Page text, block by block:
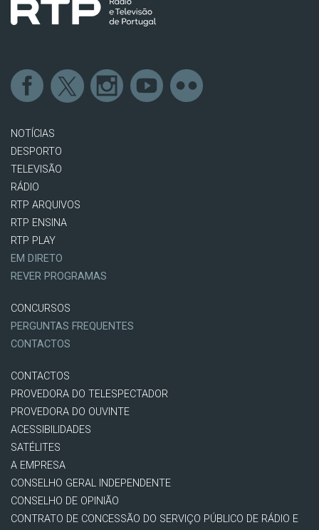
NOTÍCIAS
DESPORTO
TELEVISÃO
RÁDIO
RTP ARQUIVOS
RTP ENSINA
RTP PLAY
EM DIRETO
REVER PROGRAMAS
CONCURSOS
PERGUNTAS FREQUENTES
CONTACTOS
CONTACTOS
PROVEDORA DO TELESPECTADOR
PROVEDORA DO OUVINTE
ACESSIBILIDADES
SATÉLITES
A EMPRESA
CONSELHO GERAL INDEPENDENTE
CONSELHO DE OPINIÃO
CONTRATO DE CONCESSÃO DO SERVIÇO PÚBLICO DE RÁDIO E